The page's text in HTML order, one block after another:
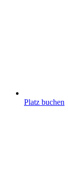
Platz buchen